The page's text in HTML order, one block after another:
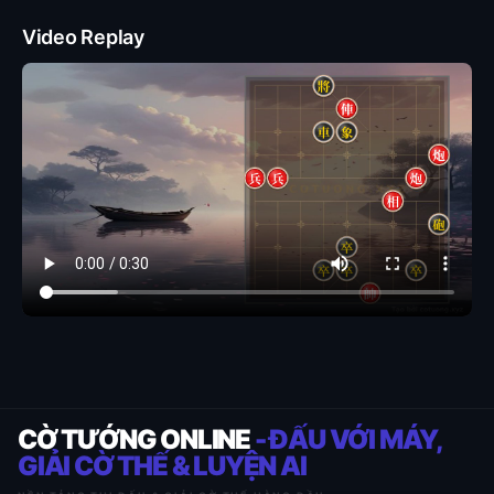
Video Replay
CỜ TƯỚNG ONLINE- ĐẤU VỚI MÁY,
GIẢI CỜ THẾ & LUYỆN AI